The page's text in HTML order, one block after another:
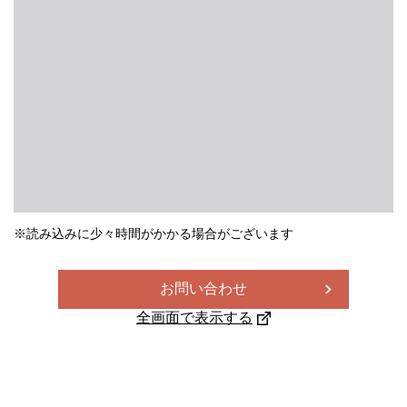
※読み込みに少々時間がかかる場合がございます
お問い合わせ
全画面で表示する